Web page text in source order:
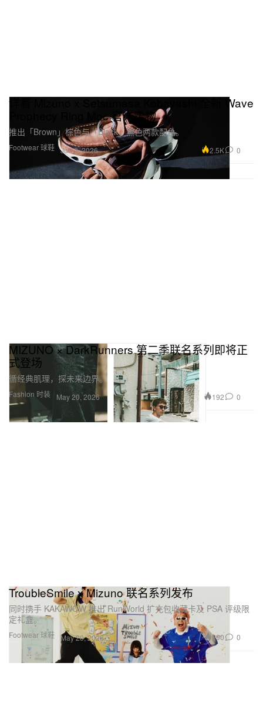
Footwear 球鞋
详看 Mizuno x Setsumasa Kobayashi 全新 Wave
Prophecy Ring Moc 官方实物
推出「Brown」棕色与「Black」黑色两款配色。
Jun 2, 2026 2.5K 0
Fashion 时装
MIZUNO × DarkRunners 第二季联名系列即将正
式登场
循经典肌理，探未来边界。
May 20, 2026 192 0
Footwear 球鞋
TroubleSmile x Mizuno 联名系列发布
同时携手 KAKAWOW 推出 RunWorld 扩充包收藏卡及 PSA 评级限
定礼盒。
May 20, 2026 290 0